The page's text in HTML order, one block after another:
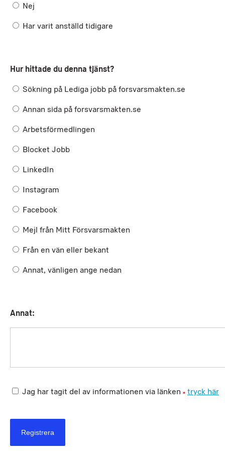
Nej
Har varit anställd tidigare
Hur hittade du denna tjänst?
Sökning på Lediga jobb på forsvarsmakten.se
Annan sida på forsvarsmakten.se
Arbetsförmedlingen
Blocket Jobb
LinkedIn
Instagram
Facebook
Mejl från Mitt Försvarsmakten
Från en vän eller bekant
Annat, vänligen ange nedan
Annat:
Jag har tagit del av informationen via länken tryck här